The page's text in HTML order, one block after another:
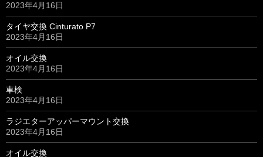
2023年4月16日
タイヤ交換 Cinturato P7
2023年4月16日
オイル交換
2023年4月16日
車検
2023年4月16日
ラジエターアッパーマウント交換
2023年4月16日
オイル交換